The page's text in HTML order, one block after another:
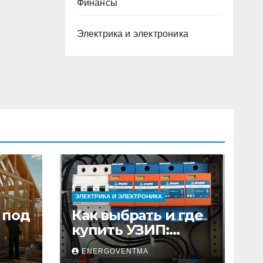
Финансы
Электрика и электроника
под
ЭЛЕКТРИКА И ЭЛЕКТРОНИКА
Как выбрать и где
купить УЗИП:
особенности
устройств защиты
ENERGOVENTMA